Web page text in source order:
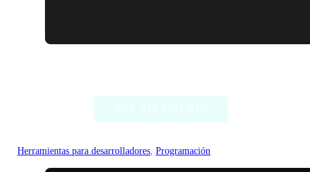
Herramientas para desarrolladores, Programación